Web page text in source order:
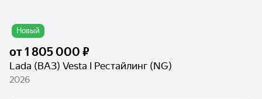
Новый
от1 805 000 ₽
Lada (ВАЗ) Vesta I Рестайлинг (NG)
2026